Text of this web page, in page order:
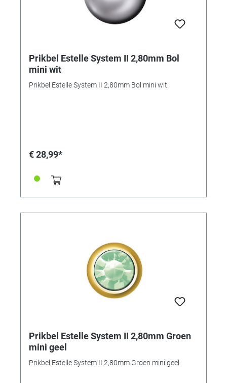
Prikbel Estelle System II 2,80mm Bol
mini wit
Prikbel Estelle System II 2,80mm Bol mini wit
€ 28,99*
Prikbel Estelle System II 2,80mm Groen
mini geel
Prikbel Estelle System II 2,80mm Groen mini geel